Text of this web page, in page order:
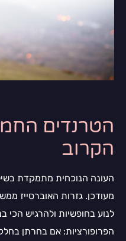
הטרנדים
הקרוב
העונה הנוכחית מתמקדת
מעודכן. גזרות האוברסייז
לנוע בחופשיות ולהרגיש הכי
הפרופורציות: אם בחרתן